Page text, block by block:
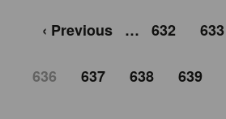
‹ Previous … 632 633
636 637 638 639